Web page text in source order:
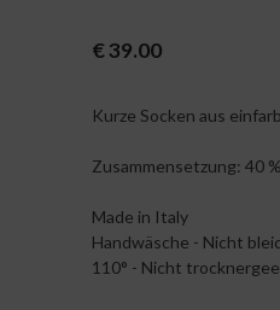
€39.00
Kurze Socken aus
Zusammensetzung: 40
Made in Italy
Handwäsche - Nicht
110° - Nicht